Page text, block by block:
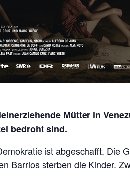
Mütter in
bedroht sind.
ist abgeschafft. Die
Barrios sterben die Kinder.